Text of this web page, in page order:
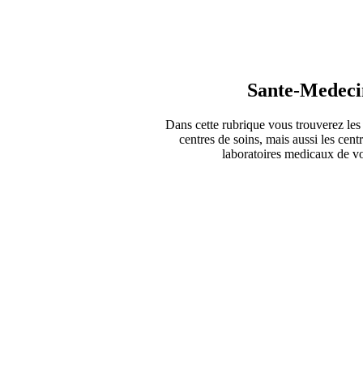
Sante-
Dans cette rubrique vous trouverez
centres de soins, mais aussi les
laboratoires medicaux de